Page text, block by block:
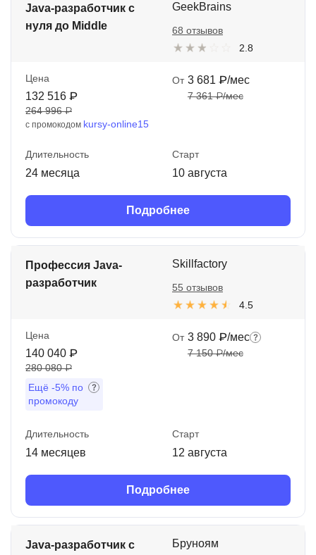
Java-разработчик с
нуля до Middle
GeekBrains
2.8
68 отзывов
Цена
132 516 ₽
264 996 ₽
с промокодом kursy-online15
От 3 681 ₽/мес
7 361 ₽/мес
Длительность
24 месяца
Старт
10 августа
Подробнее
Профессия Java-
разработчик
Skillfactory
4.5
55 отзывов
Цена
140 040 ₽
280 080 ₽
Ещё -5% по
промокоду
От 3 890 ₽/мес
7 150 ₽/мес
Длительность
14 месяцев
Старт
12 августа
Подробнее
Java-разработчик с
Бруноям